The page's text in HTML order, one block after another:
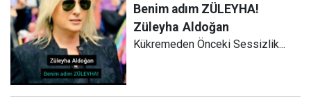
Benim adım ZÜLEYHA!
Züleyha Aldoğan
Kükremeden Önceki Sessizlik...